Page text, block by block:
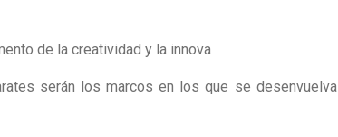
de la creatividad y la innova
serán los marcos en los que se desenvuelva